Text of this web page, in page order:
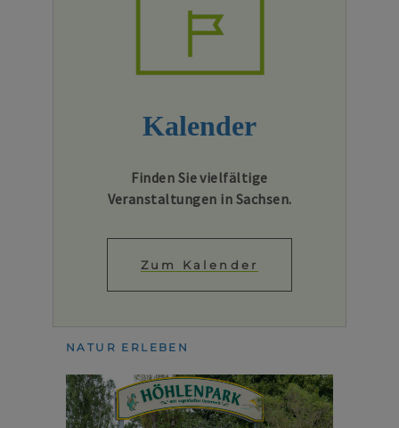
Kalender
Finden Sie vielfältige
Veranstaltungen in Sachsen.
Zum Kalender
NATUR ERLEBEN